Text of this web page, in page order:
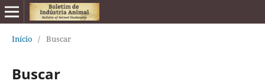
Início / Buscar
Buscar